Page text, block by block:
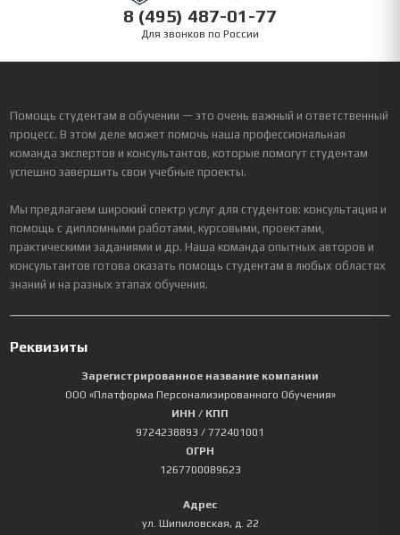
8 (495) 487-01-77
Для звонков по России
Помощь студентам в обучении — это очень важный и ответственный
процесс. В этом деле может помочь наша профессиональная
команда экспертов и консультантов, которые помогут студентам
успешно завершить свои учебные проекты.
Мы предлагаем широкий спектр услуг для студентов: консультация и
помощь с дипломными работами, курсовыми, проектами,
практическими заданиями и др. Наша команда опытных авторов и
консультантов готова оказать помощь студентам в любых областях
знаний и на разных этапах обучения.
Реквизиты
Зарегистрированное название компании
ООО «Платформа Персонализированного Обучения»
ИНН / КПП
9724238893 / 772401001
ОГРН
1267700089623
Адрес
ул. Шипиловская, д. 22